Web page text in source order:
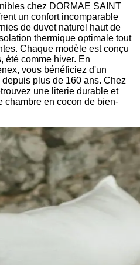
chez DORMAE SAINT
un confort incomparable
de duvet naturel haut de
thermique optimale tout
Chaque modèle est conçu
été comme hiver. En
vous bénéficiez d'un
plus de 160 ans. Chez
une literie durable et
chambre en cocon de bien-